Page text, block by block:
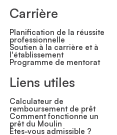
Carrière
Planification de la réussite
professionnelle
Soutien à la carrière et à
l'établissement
Programme de mentorat
Liens utiles
Calculateur de
remboursement de prêt
Comment fonctionne un
prêt du Moulin
Êtes-vous admissible ?